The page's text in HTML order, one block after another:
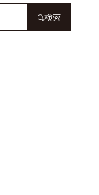
検索